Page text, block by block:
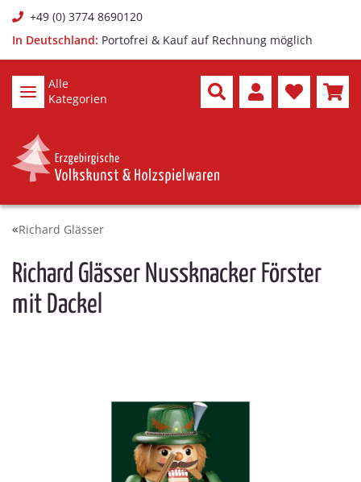
+49 (0) 3774 8690120
In Deutschland: Portofrei & Kauf auf Rechnung möglich
Alle
Kategorien
Richard Glässer
Richard Glässer Nussknacker Förster
mit Dackel